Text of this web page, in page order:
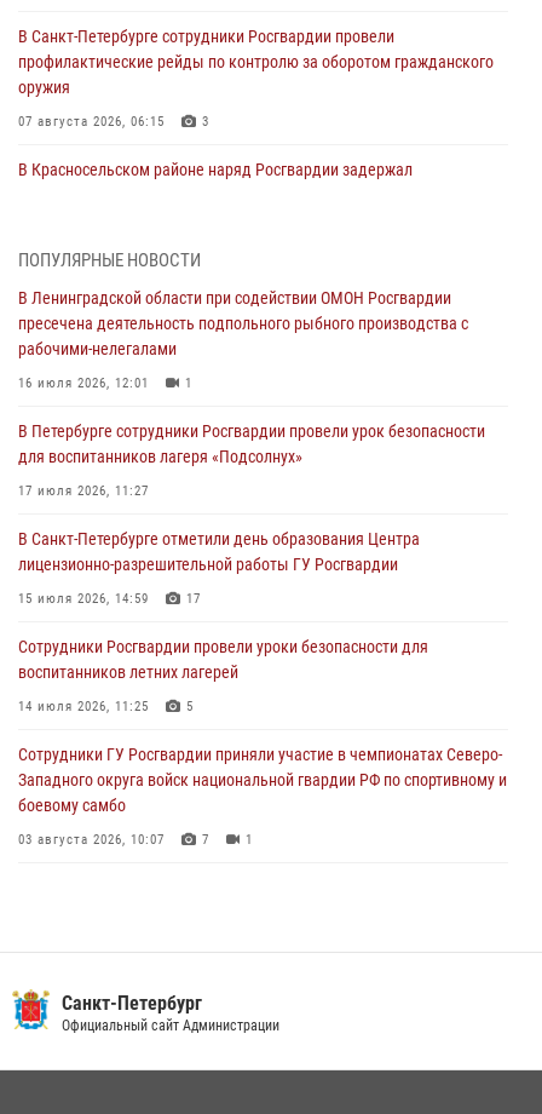
В Санкт-Петербурге сотрудники Росгвардии провели
профилактические рейды по контролю за оборотом гражданского
оружия
07 августа 2026, 06:15 3
В Красносельском районе наряд Росгвардии задержал
06 августа 2026, 13:39 1
В Центральном районе росгвардейцы оперативно задержали
хулигана, стрелявшего из пускового устройства рядом с жилыми
домами
06 августа 2026, 11:36
Сотрудники и военнослужащие Росгвардии обеспечили
правопорядок при проведении матча "Зенит" - "Балтика"
06 августа 2026, 07:30
В Выборгском районе наряд Росгвардии обнаружил
разыскиваемый преступный автотранспорт
05 августа 2026, 12:25 2
Петербургские росгвардейцы обнаружили объявленный в розыск
автомобиль, ранее использовавшийся при совершении кражи в
Ленобласти
ПОПУЛЯРНЫЕ НОВОСТИ
В Ленинградской области при содействии ОМОН Росгвардии
пресечена деятельность подпольного рыбного производства с
рабочими-нелегалами
16 июля 2026, 12:01 1
В Петербурге сотрудники Росгвардии провели урок безопасности
для воспитанников лагеря «Подсолнух»
17 июля 2026, 11:27
В Санкт-Петербурге отметили день образования Центра
лицензионно-разрешительной работы ГУ Росгвардии
15 июля 2026, 14:59 17
Сотрудники Росгвардии провели уроки безопасности для
воспитанников летних лагерей
14 июля 2026, 11:25 5
Сотрудники ГУ Росгвардии приняли участие в чемпионатах Северо-
Западного округа войск национальной гвардии РФ по спортивному и
боевому самбо
03 августа 2026, 10:07 7 1
В Красногвардейском районе росгвардейцы задержали хулигана,
угрожавшего мужчине пневматическим пистолетом
Санкт-Петербург
Официальный сайт Администрации